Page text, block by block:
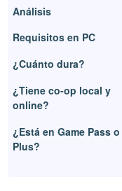
Análisis
Requisitos en PC
¿Cuánto dura?
¿Tiene co-op local y
online?
¿Está en Game Pass o
Plus?